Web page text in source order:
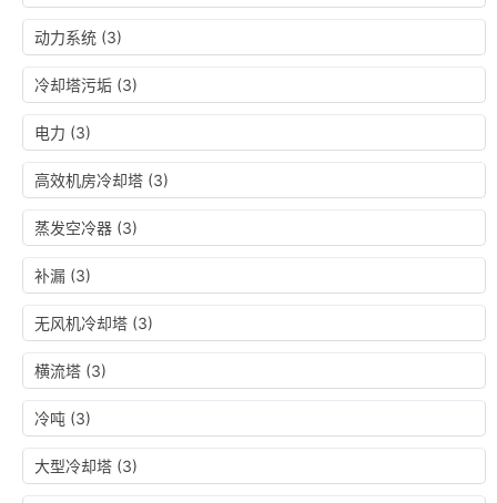
动力系统 (3)
冷却塔污垢 (3)
电力 (3)
高效机房冷却塔 (3)
蒸发空冷器 (3)
补漏 (3)
无风机冷却塔 (3)
横流塔 (3)
冷吨 (3)
大型冷却塔 (3)